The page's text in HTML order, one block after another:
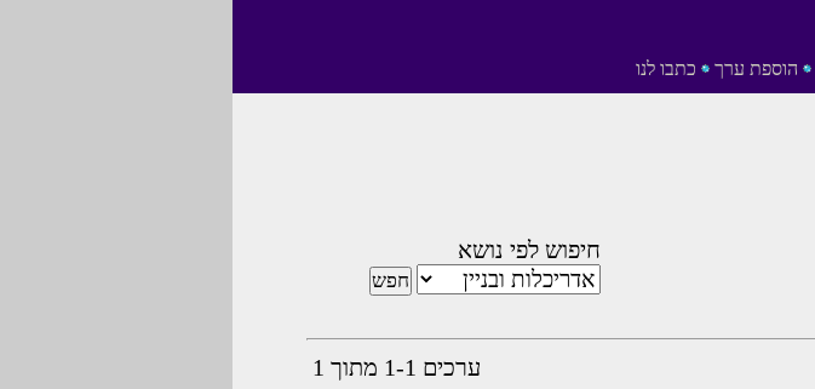
הוספת ערך כתבו לנו
חיפוש לפי נושא
ערכים 1-1 מתוך 1